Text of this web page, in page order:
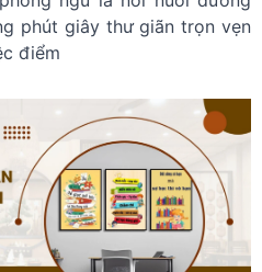
phút giây thư giãn trọn vẹn
điểm